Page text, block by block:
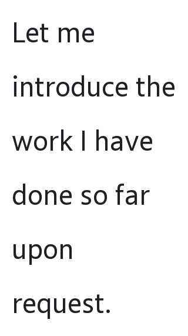
Let me
introduce the
work I have
done so far
upon
request.